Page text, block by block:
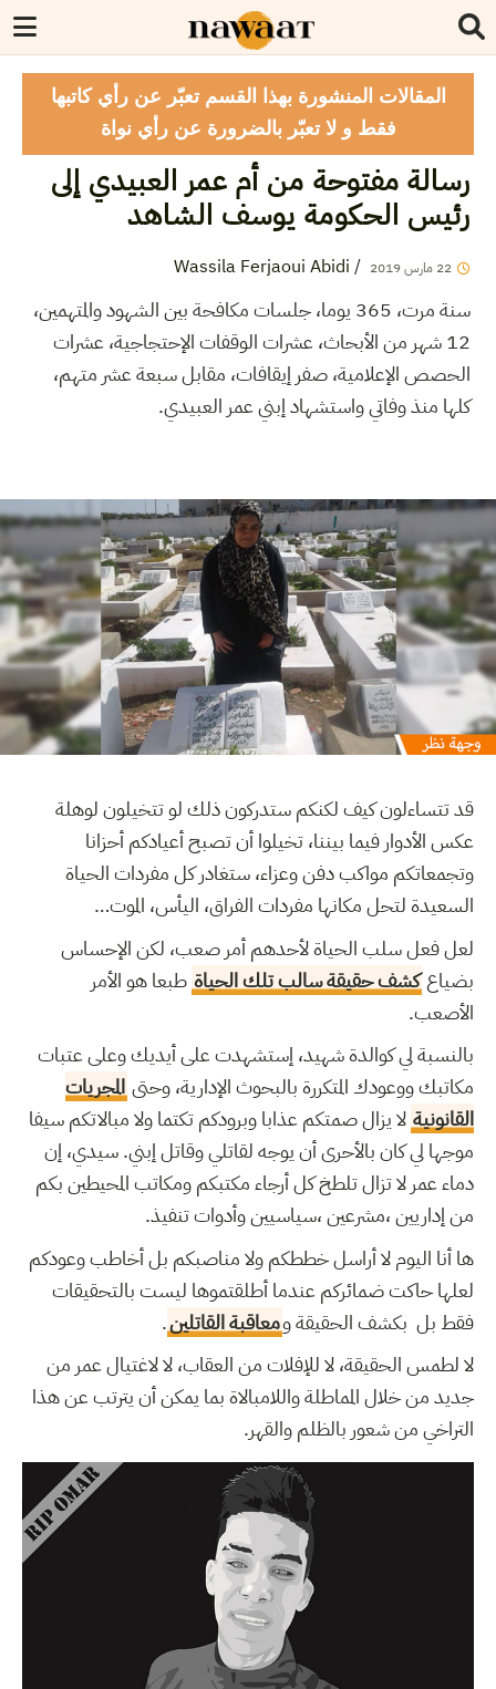
المقالات المنشورة بهذا القسم تعبّر عن رأي كاتبها
فقط و لا تعبّر بالضرورة عن رأي نواة
رسالة مفتوحة من أم عمر العبيدي إلى
رئيس الحكومة يوسف الشاهد
22 مارس2019
/
Wassila Ferjaoui Abidi
سنة مرت، 365 يوما، جلسات مكافحة بين الشهود والمتهمين،
12 شهر من الأبحاث، عشرات الوقفات الإحتجاجية، عشرات
الحصص الإعلامية، صفر إيقافات، مقابل سبعة عشر متهم،
كلها منذ وفاتي واستشهاد إبني عمر العبيدي.
قد تتساءلون كيف لكنكم ستدركون ذلك لو تتخيلون لوهلة
عكس الأدوار فيما بيننا، تخيلوا أن تصبح أعيادكم أحزانا
وتجمعاتكم مواكب دفن وعزاء، ستغادر كل مفردات الحياة
السعيدة لتحل مكانها مفردات الفراق، اليأس، الموت…
لعل فعل سلب الحياة لأحدهم أمر صعب، لكن الإحساس
بضياعكشف حقيقة سالب تلك الحياة طبعا هو الأمر
الأصعب.
بالنسبة لي كوالدة شهيد، إستشهدت على أيديك وعلى عتبات
مكاتبك ووعودك المتكررة بالبحوث الإدارية، وحتى المجريات
القانونية لا يزال صمتكم عذابا وبرودكم تكتما ولا مبالاتكم سيفا
موجها لي كان بالأحرى أن يوجه لقاتلي وقاتل إبني. سيدي، إن
دماء عمر لا تزال تلطخ كل أرجاء مكتبكم ومكاتب المحيطين بكم
من إداريين ،مشرعين ،سياسيين وأدوات تنفيذ.
ها أنا اليوم لا أراسل خططكم ولا مناصبكم بل أخاطب وعودكم
لعلها حاكت ضمائركم عندما أطلقتموها ليست بالتحقيقات
فقط بل بكشف الحقيقة ومعاقبة القاتلين.
لا لطمس الحقيقة، لا للإفلات من العقاب، لا لاغتيال عمر من
جديد من خلال المماطلة واللامبالاة بما يمكن أن يترتب عن هذا
التراخي من شعور بالظلم والقهر.